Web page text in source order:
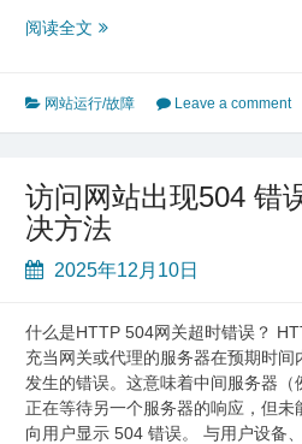
阅读全文 网
错
原
因
解
方
法
网站运行/故障 Leave a comment
访问网站出现504 错
决方法
2025年12月10日
什么是HTTP 504网关超时错误？
充当网关或代理的服务器在预期时
发生的错误。这意味着中间服务器（
正在等待另一个服务器的响应，但
向用户显示 504 错误。 与用户设备